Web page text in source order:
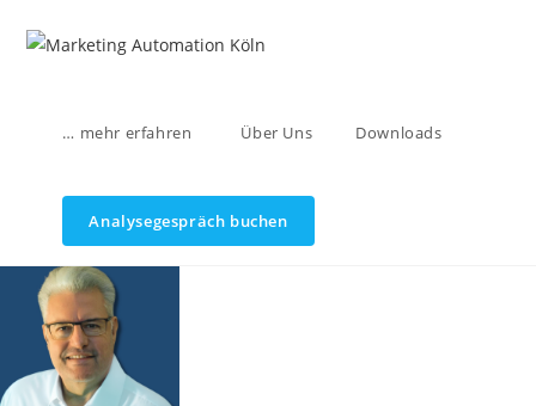
Inhalt
… mehr erfahren Über Uns Downloads
Analysegespräch buchen